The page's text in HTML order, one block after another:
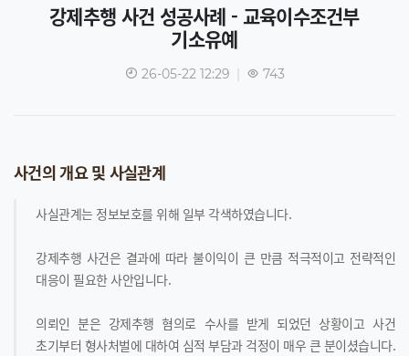
강제추행 사건 성공사례 - 교육이수조건부
기소유예
26-05-22 12:29 | 743
사건의 개요 및 사실관계
사실관계는 정보보호를 위해 일부 각색하였습니다.
강제추행 사건은 결과에 따라 불이익이 큰 만큼 적극적이고 전략적인
대응이 필요한 사안입니다.
의뢰인 분은 강제추행 혐의로 수사를 받게 되었던 상황이고 사건
초기부터 형사처벌에 대하여 심적 부담과 걱정이 매우 큰 분이셨습니다.